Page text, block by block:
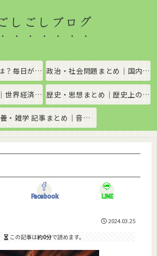
しごしブログ
ごしごしブログとは？毎日がちょっと楽しくなる情報発信サイト 政治・社会問題まとめ｜国内政治・国際情勢をわかりやすく解説
経済・金融まとめ｜世界経済・金融市場をわかりやすく解説 歴史・思想まとめ｜歴史上の出来事や思想・哲学をわかりやすく解説
教養・雑学 記事まとめ｜音楽、科学、社会の豆知識をわかりやすく解説
Facebook LINE
2024.03.25
この記事は約0分で読めます。